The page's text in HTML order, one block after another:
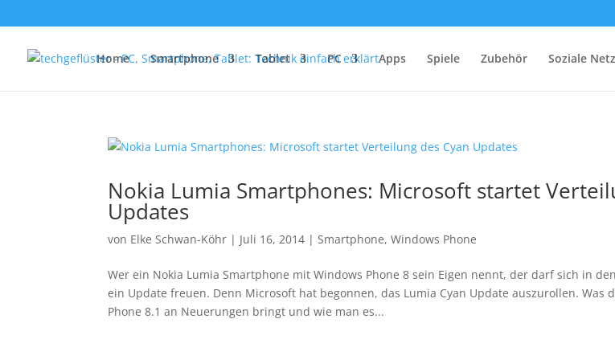
Home Smartphone Tablet PC Apps Spiele Zubehör Soziale
Nokia Lumia Smartphones: Microsoft startet
Updates
von Elke Schwan-Köhr | Juli 16, 2014 | Smartphone,Windows Phone
Wer ein Nokia Lumia Smartphone mit Windows Phone 8 sein Eigen nennt, der darf sich in
ein Update freuen. Denn Microsoft hat begonnen, das Lumia Cyan Update auszurollen. Was
Phone 8.1 an Neuerungen bringt und wie man es...